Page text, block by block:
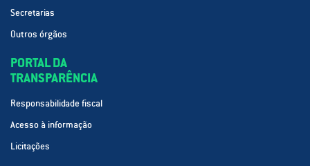
Secretarias
Outros órgãos
PORTAL DA
TRANSPARÊNCIA
Responsabilidade fiscal
Acesso à informação
Licitações